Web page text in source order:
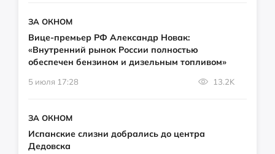
ЗА ОКНОМ
Вице-премьер РФ Александр Новак:
«Внутренний рынок России полностью
обеспечен бензином и дизельным топливом»
5 июля 17:28 13.2K
ЗА ОКНОМ
Испанские слизни добрались до центра
Дедовска